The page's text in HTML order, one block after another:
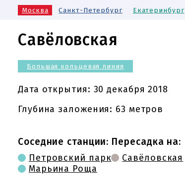
Москва Санкт-Петербург Екатеринбург
Савёловская
Большая кольцевая линия
Дата открытия: 30 декабря 2018
Глубина заложения: 63 метров
Соседние станции:
Петровский парк
Марьина Роща
Пересадка на:
Савёловская